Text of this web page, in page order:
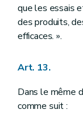
que les essais
des produits,
efficaces. ».
Art. 13.
Dans le même
comme suit :